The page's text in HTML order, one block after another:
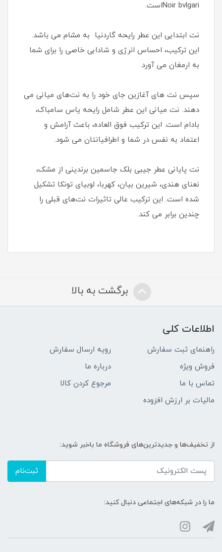
Noir bvlgariاست.
نت ابتدایی این عطر رایحه گاردنیا به مشام می باشد.
این ترکیب، احساس انرژی و شادابی خاصی را برای شما
به ارمغان می آورد.
سپس نت های آغازین جای خود را به نت‌های میانی می
دهند. نت‌ میانی این عطر شامل رایحه یاس سامباک،
بادام است. این ترکیب فوق العاده، باعث آرامش و
اعتماد به نفس در شما و اطرافیانتان می شود.
نت‌ پایانی عطر جیبی بلک جاسمین برندینی از مشک،
نعنای هندی، شیرین بیان، کهربا، لوبیای تونکا تشکیل
شده است. این ترکیب عالی تاثیرات نت‌های قبلی را
چندین برابر می کند.
برگشت به بالا
اطلاعات کلی
راهنمای ثبت سفارش
رویه ارسال سفارش
فروش ویژه
درباره ما
تماس با ما
مرجوع کردن کالا
مالیات بر ارزش افزوده
از تخفیف‌ها و جدیدترین‌های فروشگاه ما باخبر شوید:
ثبت‌نام
ما را در شبکه‌های اجتماعی دنبال کنید: